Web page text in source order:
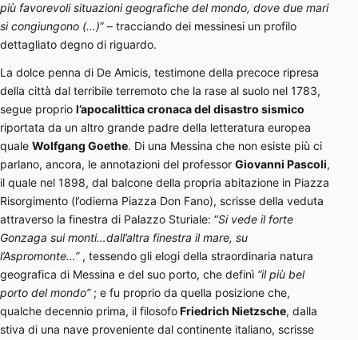
più favorevoli situazioni geografiche del mondo, dove due mari
si congiungono (…)” – tracciando dei messinesi un profilo
dettagliato degno di riguardo.
La dolce penna di De Amicis, testimone della precoce ripresa
della città dal terribile terremoto che la rase al suolo nel 1783,
segue proprio l’apocalittica cronaca del disastro sismico
riportata da un altro grande padre della letteratura europea
quale Wolfgang Goethe. Di una Messina che non esiste più ci
parlano, ancora, le annotazioni del professor Giovanni Pascoli,
il quale nel 1898, dal balcone della propria abitazione in Piazza
Risorgimento (l’odierna Piazza Don Fano), scrisse della veduta
attraverso la finestra di Palazzo Sturiale: “Si vede il forte
Gonzaga sui monti…dall’altra finestra il mare, su
l’Aspromonte…”, tessendo gli elogi della straordinaria natura
geografica di Messina e del suo porto, che definì “il più bel
porto del mondo”; e fu proprio da quella posizione che,
qualche decennio prima, il filosofoFriedrich Nietzsche, dalla
stiva di una nave proveniente dal continente italiano, scrisse